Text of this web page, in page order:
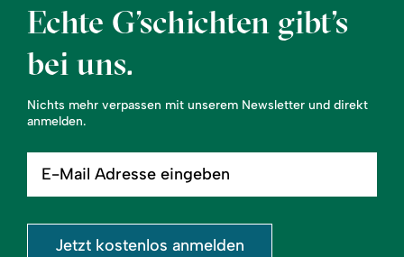
Echte G’schichten gibt’s
bei uns.
Nichts mehr verpassen mit unserem Newsletter und direkt
anmelden.
Mail
eingeben
Jetzt kostenlos anmelden